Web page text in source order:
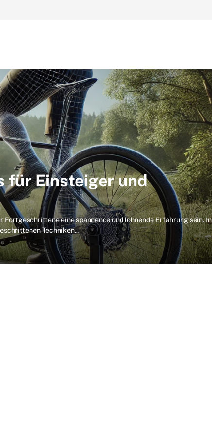
für Einsteiger und
eine spannende und lohnende Erfahrung sein. In
Techniken…